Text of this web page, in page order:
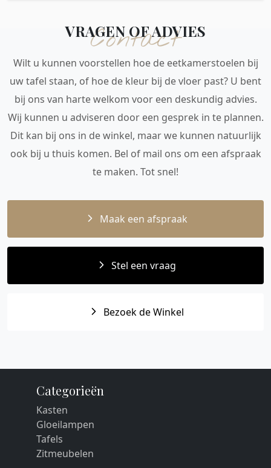
Contact
VRAGEN OF ADVIES
Wilt u kunnen voorstellen hoe de eetkamerstoelen bij
uw tafel staan, of hoe de kleur bij de vloer past? U bent
bij ons van harte welkom voor een deskundig advies.
Wij kunnen u adviseren door een gesprek in te plannen.
Dit kan bij ons in de winkel, maar we kunnen natuurlijk
ook bij u thuis komen. Bel of mail ons om een afspraak
te maken. Tot snel!
Maak een afspraak
Stel een vraag
Bezoek de Winkel
Categorieën
Kasten
Gloeilampen
Tafels
Zitmeubelen